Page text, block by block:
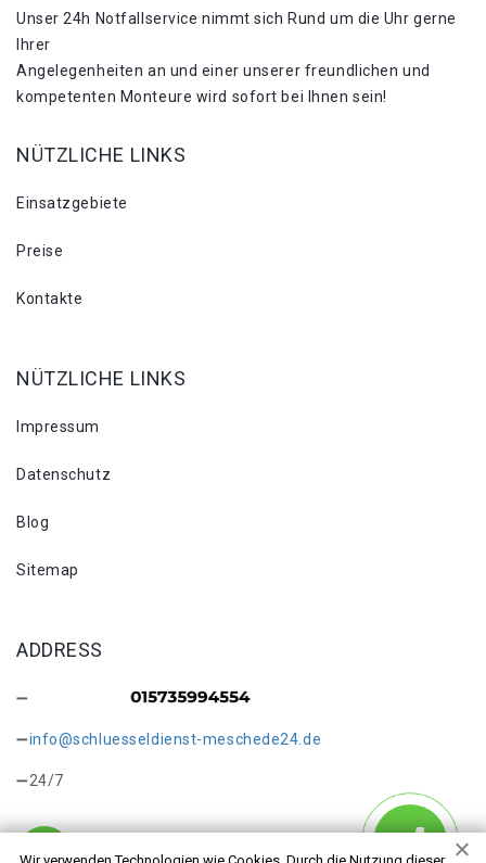
Unser 24h Notfallservice nimmt sich Rund um die Uhr gerne
Ihrer
Angelegenheiten an und einer unserer freundlichen und
kompetenten Monteure wird sofort bei Ihnen sein!
NÜTZLICHE LINKS
Einsatzgebiete
Preise
Kontakte
NÜTZLICHE LINKS
Impressum
Datenschutz
Blog
Sitemap
ADDRESS
info@schluesseldienst-meschede24.de
24/7